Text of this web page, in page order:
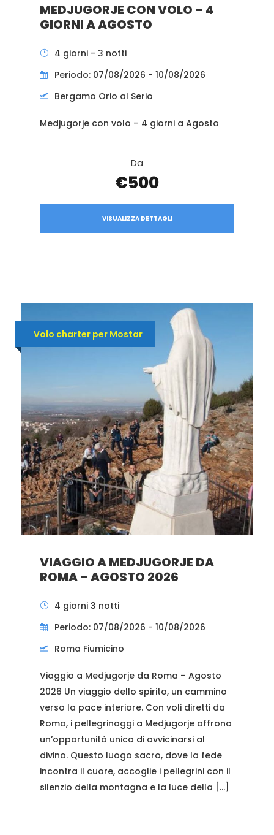
MEDJUGORJE CON VOLO – 4
GIORNI A AGOSTO
4 giorni - 3 notti
Periodo: 07/08/2026 - 10/08/2026
Bergamo Orio al Serio
Medjugorje con volo – 4 giorni a Agosto
Da
€500
VISUALIZZA DETTAGLI
Volo charter per Mostar
VIAGGIO A MEDJUGORJE DA
ROMA – AGOSTO 2026
4 giorni 3 notti
Periodo: 07/08/2026 - 10/08/2026
Roma Fiumicino
Viaggio a Medjugorje da Roma – Agosto
2026 Un viaggio dello spirito, un cammino
verso la pace interiore. Con voli diretti da
Roma, i pellegrinaggi a Medjugorje offrono
un’opportunità unica di avvicinarsi al
divino. Questo luogo sacro, dove la fede
incontra il cuore, accoglie i pellegrini con il
silenzio della montagna e la luce della […]